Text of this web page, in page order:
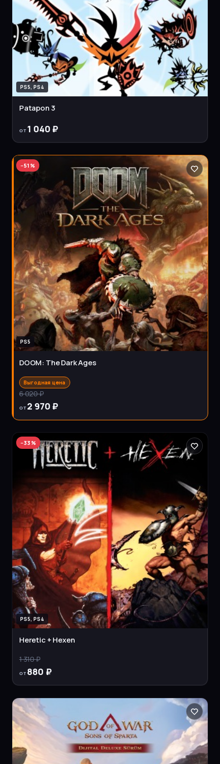
PS5, PS4
Patapon 3
от 1 040 ₽
−51 %
PS5
DOOM: The Dark Ages
Выгодная цена
6 020 ₽
от 2 970 ₽
−33 %
PS5, PS4
Heretic + Hexen
1 310 ₽
от 880 ₽